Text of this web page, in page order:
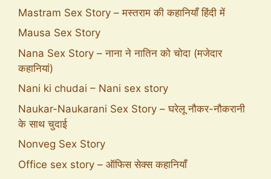
Mastram Sex Story – मस्तराम की कहानियाँ हिंदी में
Mausa Sex Story
Nana Sex Story – नाना ने नातिन को चोदा (मजेदार
कहानियां)
Nani ki chudai – Nani sex story
Naukar-Naukarani Sex Story – घरेलू नौकर-नौकरानी
के साथ चुदाई
Nonveg Sex Story
Office sex story – ऑफिस सेक्स कहानियाँ